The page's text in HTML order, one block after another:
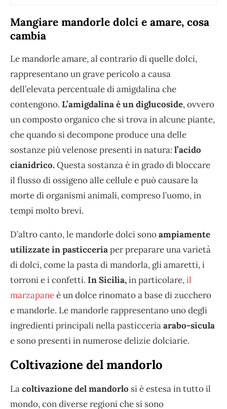
Mangiare mandorle dolci e amare, cosa
cambia
Le mandorle amare, al contrario di quelle dolci,
rappresentano un grave pericolo a causa
dell’elevata percentuale di amigdalina che
contengono. L’amigdalina è un diglucoside, ovvero
un composto organico che si trova in alcune piante,
che quando si decompone produce una delle
sostanze più velenose presenti in natura: l’acido
cianidrico. Questa sostanza è in grado di bloccare
il flusso di ossigeno alle cellule e può causare la
morte di organismi animali, compreso l’uomo, in
tempi molto brevi.
D’altro canto, le mandorle dolci sonoampiamente
utilizzate in pasticceriaper preparare una varietà
di dolci, come la pasta di mandorla, gli amaretti, i
torroni e i confetti. In Sicilia,in particolare,il
marzapaneè un dolce rinomato a base di zucchero
e mandorle. Le mandorle rappresentano uno degli
ingredienti principali nella pasticceriaarabo-sicula
e sono presenti in numerose delizie dolciarie.
Coltivazione del mandorlo
Lacoltivazione del mandorlo si è estesa in tutto il
mondo, con diverse regioni che si sono